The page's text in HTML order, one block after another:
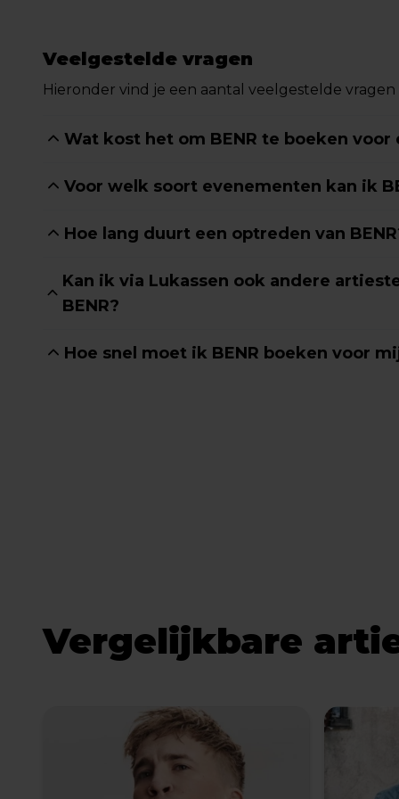
Veelgestelde vragen
Hieronder vind je een aantal veelgestelde vragen
Wat kost het om BENR te boeken voor
Voor welk soort evenementen kan ik
Hoe lang duurt een optreden van
Kan ik via Lukassen ook andere
BENR?
Hoe snel moet ik BENR boeken voor
Vergelijkbare